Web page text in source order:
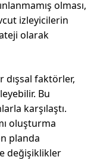
olması,
izleyicilerin
olarak
dışsal faktörler,
Bu
karşılaştı.
oluşturma
planda
değişiklikler